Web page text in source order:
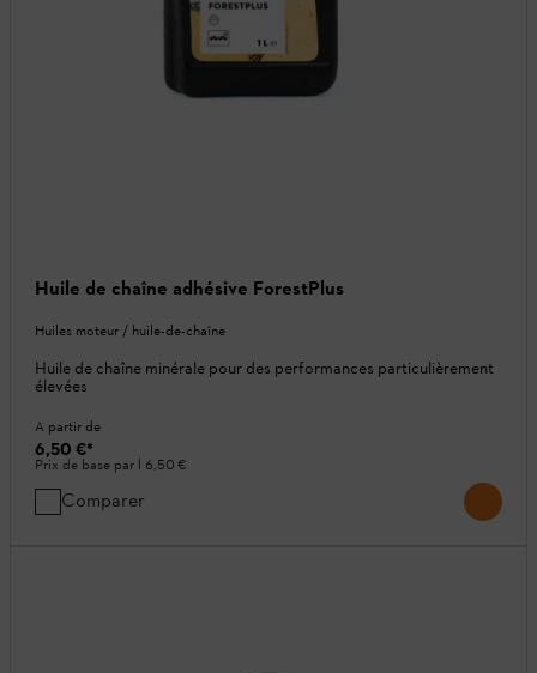
Huile de chaîne adhésive ForestPlus
Huiles moteur / huile-de-chaîne
Huile de chaîne minérale pour des performances particulièrement
élevées
A partir de
6,50 €*
Prix de base par l 6,50 €
Comparer